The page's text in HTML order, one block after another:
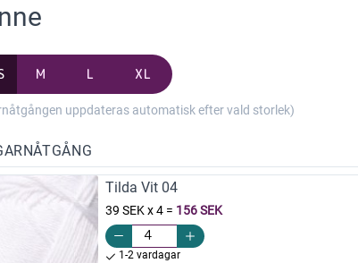
M L XL
uppdateras automatisk efter vald storlek)
Tilda Vit 04
39 SEK x 4= 156 SEK
1-2 vardagar